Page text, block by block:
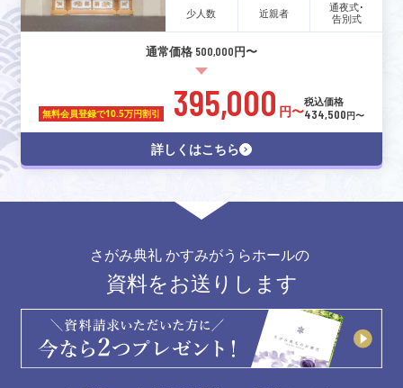
少人数 近親者
通夜式･
告別式
通常価格 500,000円〜
無料会員登録で10.5万円割引 395,000 円〜
税込価格
434,500円〜
詳しくはこちら
さがみ典礼 かすみがうらホールの
資料をお送りします